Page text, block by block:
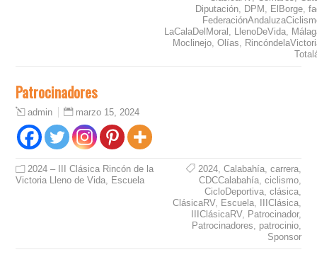
Diputación DPM ElBorge ,
LaCalaDelMoral
LlenoDeVida
Moclinejo ,Olías
Patrocinadores
admin marzo 15, 2024
2024 – III Clásica Rincón de la
Victoria Lleno de Vida Escuela
2024, Calabahía, carrera,
CDCCalabahía, ciclismo,
CicloDeportiva, clásica,
ClásicaRV, Escuela, IIIClásica,
IIIClásicaRV, Patrocinador,
Patrocinadores
patrocinio,
Sponsor